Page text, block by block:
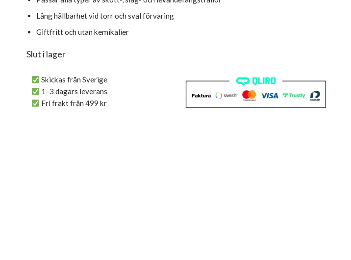
Lång hållbarhet vid torr och sval förvaring
Giftfritt och utan kemikalier
Slut i lager
Skickas från Sverige
1–3 dagars leverans
Fri frakt från 499 kr